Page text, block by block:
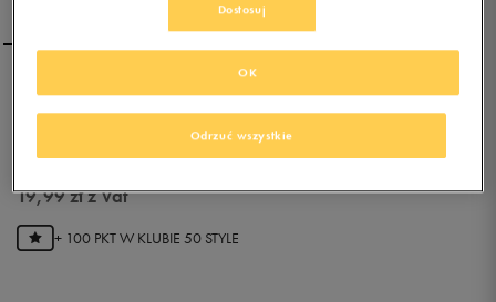
ADIDAS ESSENTIAL FUN 2
19,99złz Vat
+ 100 PKT W KLUBIE 50 STYLE
Dostosuj
Odrzuć wszystkie
OK